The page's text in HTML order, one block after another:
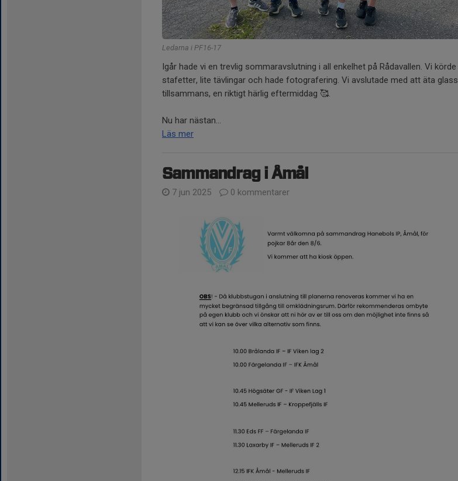
Ledarna i PF16-17
Igår hade vi en trevlig sommaravslutning i all enkelhet på Rådavallen. Vi körde
stafetter, lite tävlingar och hade fotografering. Vi avslutade med att äta glass
tillsammans, en riktigt härlig eftermiddag 🥰.
Nu har nästan...
Läs mer
Sammandrag i Åmål
7 jun 2025 0 kommentarer